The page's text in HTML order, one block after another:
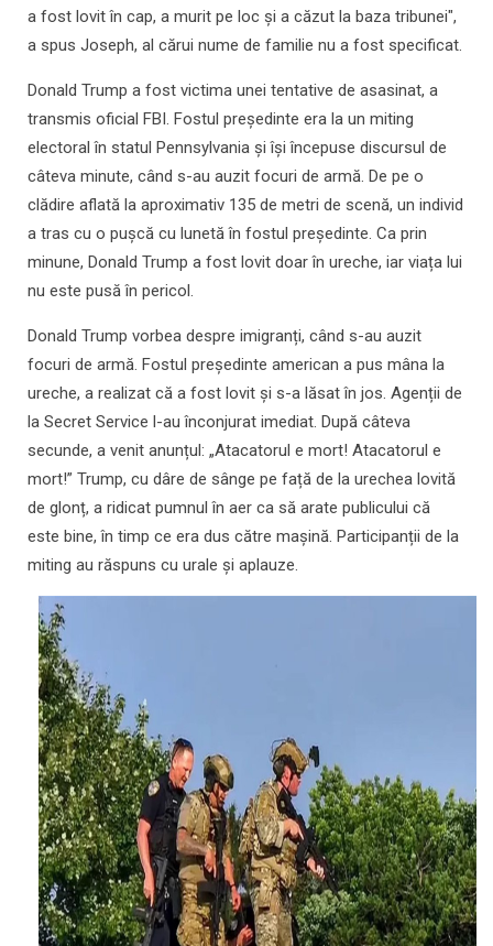
a fost lovit în cap, a murit pe loc şi a căzut la baza tribunei",
a spus Joseph, al cărui nume de familie nu a fost specificat.
Donald Trump a fost victima unei tentative de asasinat, a
transmis oficial FBI. Fostul președinte era la un miting
electoral în statul Pennsylvania și își începuse discursul de
câteva minute, când s-au auzit focuri de armă. De pe o
clădire aflată la aproximativ 135 de metri de scenă, un individ
a tras cu o pușcă cu lunetă în fostul președinte. Ca prin
minune, Donald Trump a fost lovit doar în ureche, iar viața lui
nu este pusă în pericol.
Donald Trump vorbea despre imigranți, când s-au auzit
focuri de armă. Fostul președinte american a pus mâna la
ureche, a realizat că a fost lovit și s-a lăsat în jos. Agenții de
la Secret Service l-au înconjurat imediat. După câteva
secunde, a venit anunțul: „Atacatorul e mort! Atacatorul e
mort!” Trump, cu dâre de sânge pe față de la urechea lovită
de glonț, a ridicat pumnul în aer ca să arate publicului că
este bine, în timp ce era dus către mașină. Participanții de la
miting au răspuns cu urale și aplauze.